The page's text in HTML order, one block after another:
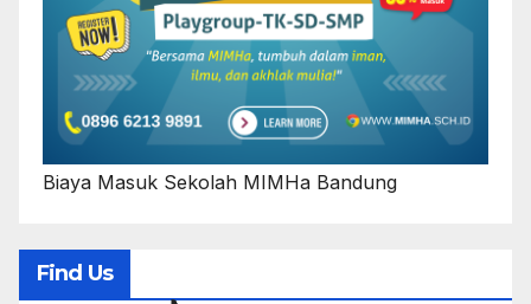
Biaya Masuk Sekolah MIMHa Bandung
Find Us